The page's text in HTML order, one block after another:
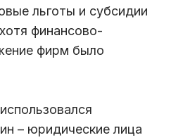
льготы и субсидии
финансово-
фирм было
– юридические лица